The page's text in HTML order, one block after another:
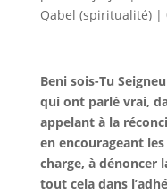
Qabel (spiritualité)|
Beni sois-Tu
qui ont parlé vrai,
appelant à la
en encourageant
charge, à dénoncer
tout cela dans